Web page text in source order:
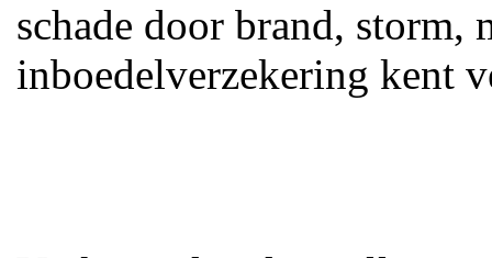
schade door brand, storm,
inboedelverzekering kent